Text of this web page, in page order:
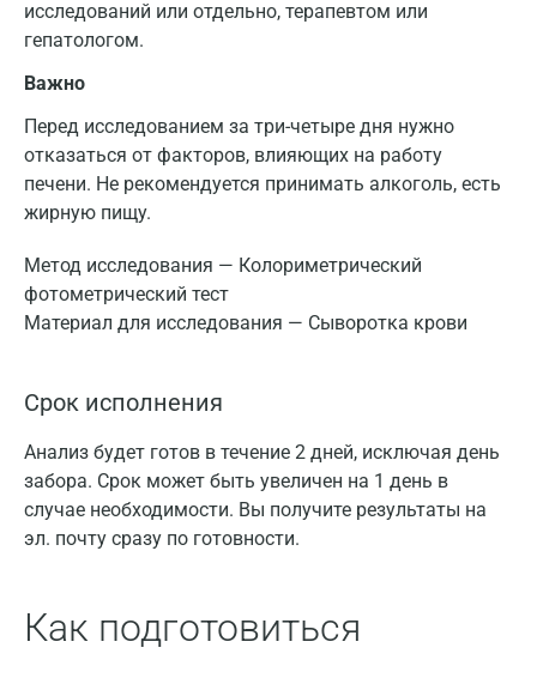
исследований или отдельно, терапевтом или
гепатологом.
Важно
Перед исследованием за три-четыре дня нужно
отказаться от факторов, влияющих на работу
печени. Не рекомендуется принимать алкоголь, есть
жирную пищу.
Метод исследования — Колориметрический
фотометрический тест
Материал для исследования — Сыворотка крови
Срок исполнения
Анализ будет готов в течение 2 дней, исключая день
забора. Срок может быть увеличен на 1 день в
случае необходимости. Вы получите результаты на
эл. почту сразу по готовности.
Как подготовиться